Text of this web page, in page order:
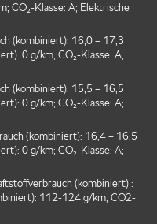
CO₂-Klasse: A; Elektrische
(kombiniert): 16,0 – 17,3
0 g/km; CO₂-Klasse: A;
(kombiniert): 15,5 – 16,5
0 g/km; CO₂-Klasse: A;
(kombiniert): 16,4 – 16,5
0 g/km; CO₂-Klasse: A;
(kombiniert) :
112-124 g/km, CO2-